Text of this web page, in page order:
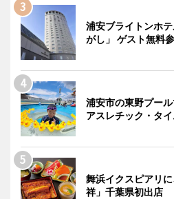
浦安ブライトンホ
がし」 ゲスト無料
浦安市の東野プー
アスレチック・タ
舞浜イクスピアリ
祥」千葉県初出店